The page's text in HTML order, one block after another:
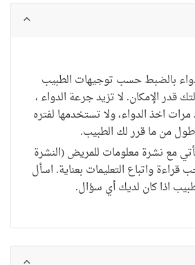
بالضبط حسب توجيهات الطبيب
قدر الإمكان.لا تزيد جرعة الدواء ،
اخذ الدواء، ولا تستخدمها لفتره
من ما قرر لك الطبيب.
مع نشرة معلومات للمريض (النشرة
قراءة واتباع التعليمات بعناية. اسأل
اذا كان لديك أي سؤال.